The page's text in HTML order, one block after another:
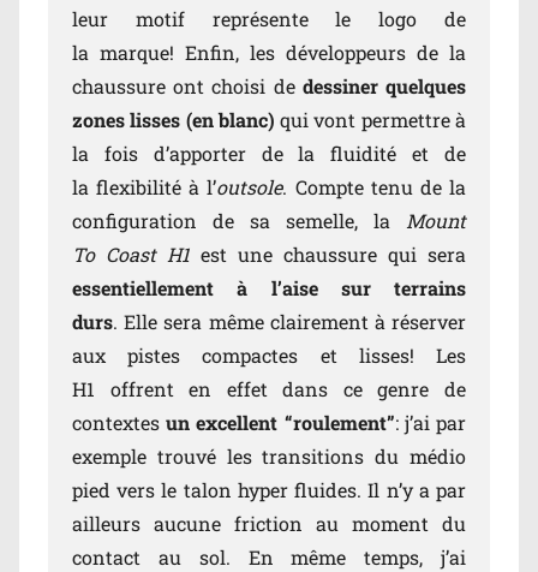
leur motif représente le logo de
la marque! Enfin, les développeurs de la
chaussure ont choisi de dessiner quelques
zones lisses (en blanc)qui vont permettre à
la fois d’apporter de la fluidité et de
la flexibilité à l’outsole. Compte tenu de la
configuration de sa semelle, la Mount
To Coast H1 est une chaussure qui sera
essentiellement à l’aise sur terrains
durs. Elle sera même clairement à réserver
aux pistes compactes et lisses! Les
H1 offrent en effet dans ce genre de
contextesun excellent “roulement”: j’ai par
exemple trouvé les transitions du médio
pied vers le talon hyper fluides. Il n’y a par
ailleurs aucune friction au moment du
contact au sol. En même temps, j’ai